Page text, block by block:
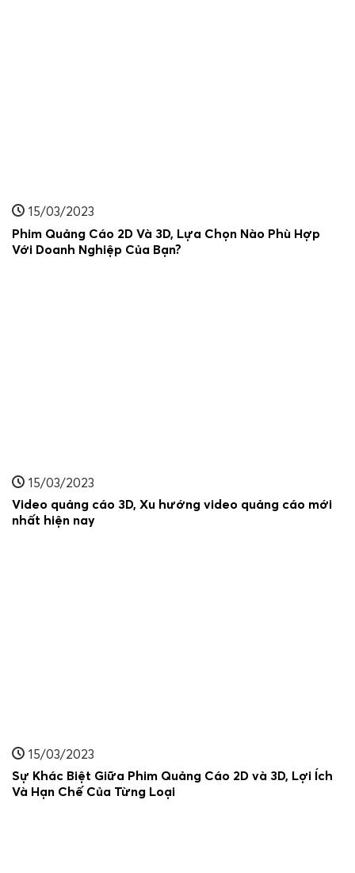
15/03/2023
Phim Quảng Cáo 2D Và 3D, Lựa Chọn Nào Phù Hợp
Với Doanh Nghiệp Của Bạn?
15/03/2023
Video quảng cáo 3D, Xu hướng video quảng cáo mới
nhất hiện nay
15/03/2023
Sự Khác Biệt Giữa Phim Quảng Cáo 2D và 3D, Lợi Ích
Và Hạn Chế Của Từng Loại